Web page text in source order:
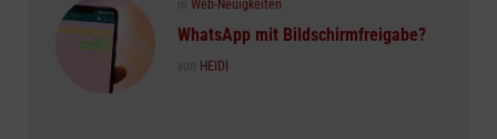
Posted
in Web-Neuigkeiten
WhatsApp mit Bildschirmfreigabe?
Posted
von HEIDI